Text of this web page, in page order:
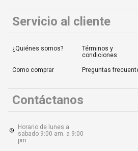
Servicio al cliente
¿Quiénes somos?
Términos y
condiciones
Como comprar Preguntas
Contáctanos
Horario de lunes a
sabado 9:00 am. a 9:00
pm